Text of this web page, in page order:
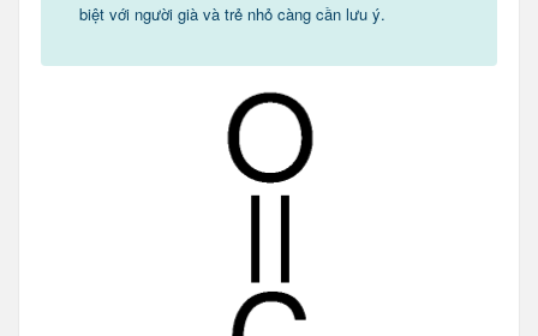
biệt với người già và trẻ nhỏ càng cần lưu ý.